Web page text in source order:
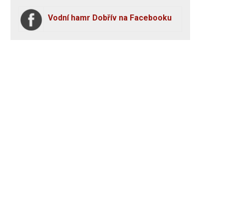
Vodní hamr Dobřív na Facebooku